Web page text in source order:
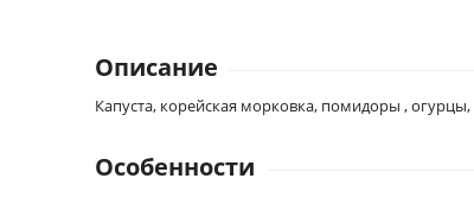
Описание
Капуста, корейская морковка, помидоры ,
Особенности